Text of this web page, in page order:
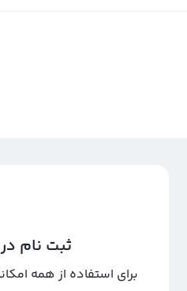
ثبت نام
برای استفاده از همه